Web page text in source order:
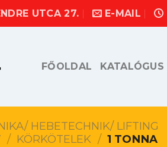
UTCA 27. E-MAIL
FŐOLDAL KATALÓGUS
HEBETECHNIK/ LIFTING
/ KÖRKÖTELEK / 1 TONNA